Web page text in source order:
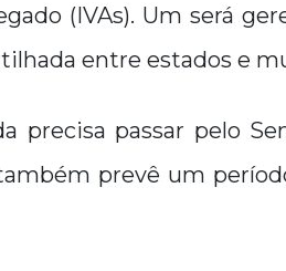
(IVAs). Um será
entre estados e
precisa passar pelo
prevê um